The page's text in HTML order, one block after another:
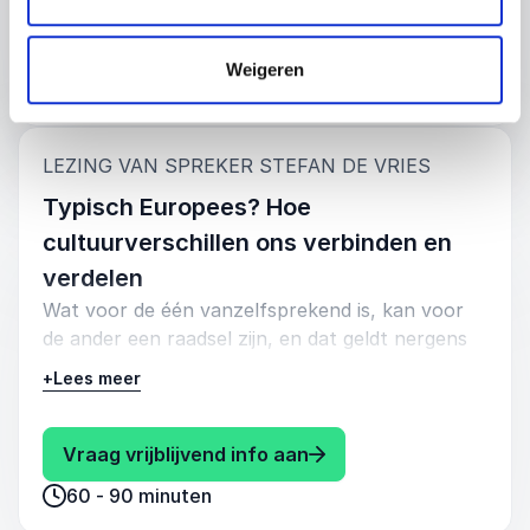
Weigeren
Vraag vrijblijvend info aan: Stefan de Vries
LEZING VAN SPREKER STEFAN DE VRIES
Typisch Europees? Hoe
cultuurverschillen ons verbinden en
verdelen
Wat voor de één vanzelfsprekend is, kan voor
de ander een raadsel zijn, en dat geldt nergens
meer dan in Europa. Waarom praten
Nederlanders in vergaderingen zo hard en
direct, terwijl Fransen eerst een lange inleiding
geven? Waarom zijn deadlines in Duitsland heilig,
maar in Zuid-Europa meer een richtlijn?
+Lees meer
Vraag vrijblijvend info aan: Stefan de Vries
60 - 90 minuten